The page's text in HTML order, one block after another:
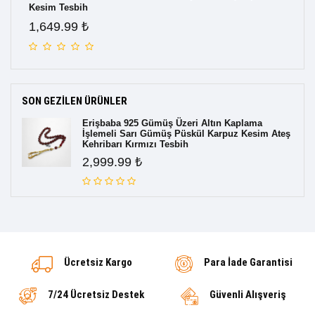
Kesim Tesbih
1,649.99 ₺
SON GEZILEN ÜRÜNLER
Erişbaba 925 Gümüş Üzeri Altın Kaplama
İşlemeli Sarı Gümüş Püskül Karpuz Kesim Ateş
Kehribarı Kırmızı Tesbih
2,999.99 ₺
Ücretsiz Kargo Para İade Garantisi
7/24 Ücretsiz Destek Güvenli Alışveriş